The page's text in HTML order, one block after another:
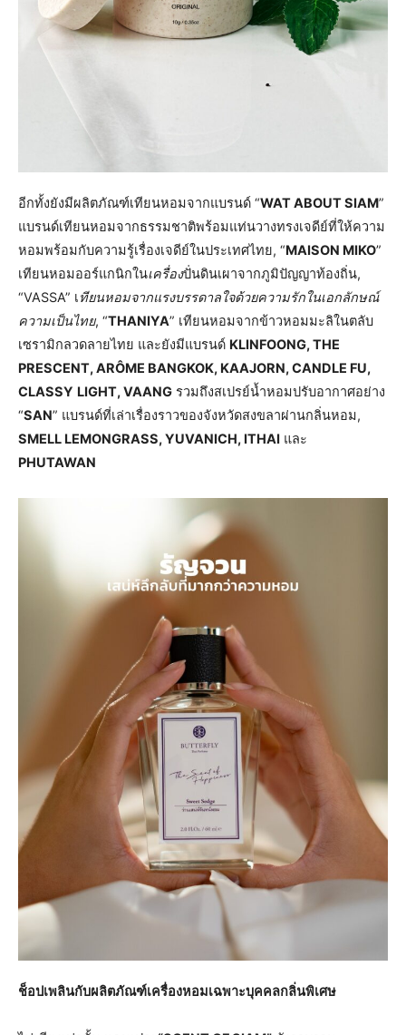
อีกทั้งยังมีผลิตภัณฑ์เทียนหอมจากแบรนด์ “WAT ABOUT SIAM”
แบรนด์เทียนหอมจากธรรมชาติพร้อมแท่นวางทรงเจดีย์ที่ให้ความ
หอมพร้อมกับความรู้เรื่องเจดีย์ในประเทศไทย, “MAISON MIKO”
เทียนหอมออร์แกนิกในเครื่องปั่นดินเผาจากภูมิปัญญาท้องถิ่น,
“VASSA” เทียนหอมจากแรงบรรดาลใจด้วยความรักในเอกลักษณ์
ความเป็นไทย, “THANIYA” เทียนหอมจากข้าวหอมมะลิในตลับ
เซรามิกลวดลายไทย และยังมีแบรนด์ KLINFOONG, THE
PRESCENT, ARÔME BANGKOK, KAAJORN, CANDLE FU,
CLASSY LIGHT, VAANG รวมถึงสเปรย์น้ำหอมปรับอากาศอย่าง
“SAN” แบรนด์ที่เล่าเรื่องราวของจังหวัดสงขลาผ่านกลิ่นหอม,
SMELL LEMONGRASS, YUVANICH, ITHAI และ
PHUTAWAN
ช็อปเพลินกับผลิตภัณฑ์เครื่องหอมเฉพาะบุคคลกลิ่นพิเศษ